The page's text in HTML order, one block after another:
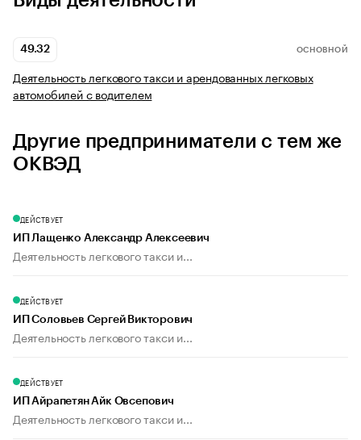
49.32 ОСНОВНОЙ
Деятельность легкового такси и арендованных легковых
автомобилей с водителем
Другие предприниматели с тем же
ОКВЭД
ДЕЙСТВУЕТ
ИП Лащенко Александр Алексеевич
Деятельность легкового такси и...
ДЕЙСТВУЕТ
ИП Соловьев Сергей Викторович
Деятельность легкового такси и...
ДЕЙСТВУЕТ
ИП Айрапетян Айк Овсепович
Деятельность легкового такси и...